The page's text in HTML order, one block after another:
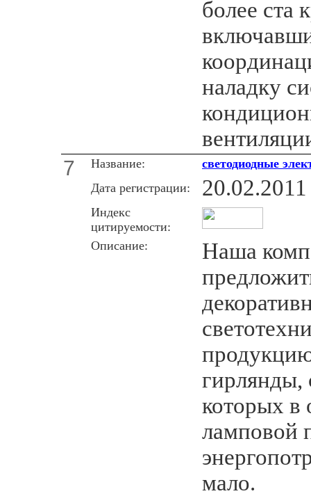
более ста
наладку
7 Название:
светодиодные
Дата регистрации:
20.02.2011
Индекс
цитируемости:
Описание:
Наша
гирлянды,
которых в
ламповой
мало.